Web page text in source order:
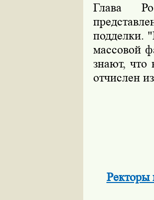
Глава
подделки.
массовой
знают, что
отчислен
Ректоры